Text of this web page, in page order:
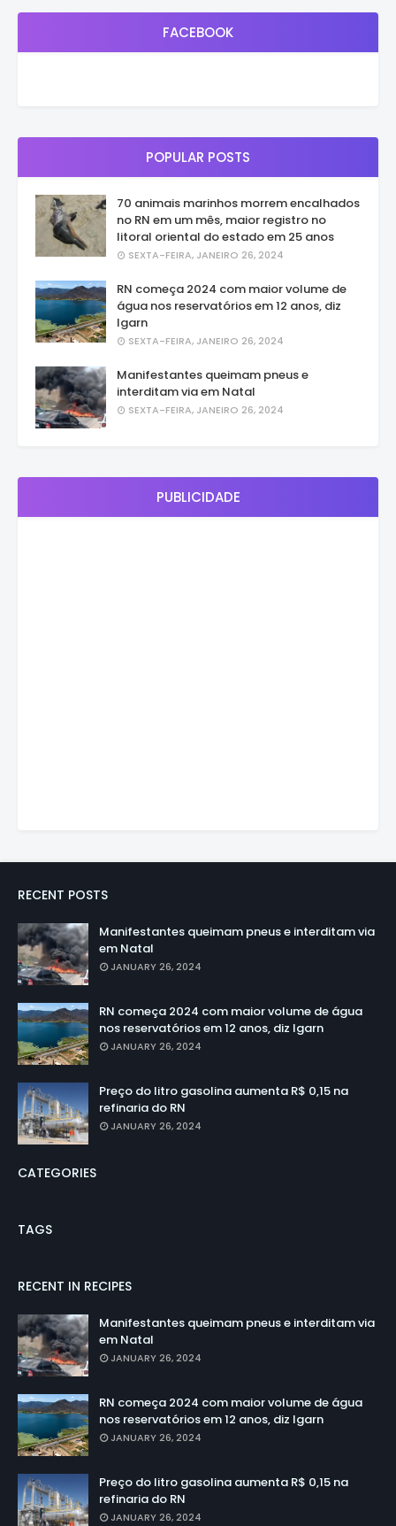
FACEBOOK
POPULAR POSTS
70 animais marinhos morrem encalhados
no RN em um mês, maior registro no
litoral oriental do estado em 25 anos
SEXTA-FEIRA, JANEIRO 26, 2024
RN começa 2024 com maior volume de
água nos reservatórios em 12 anos, diz
Igarn
SEXTA-FEIRA, JANEIRO 26, 2024
Manifestantes queimam pneus e
interditam via em Natal
SEXTA-FEIRA, JANEIRO 26, 2024
PUBLICIDADE
RECENT POSTS
Manifestantes queimam pneus e interditam via
em Natal
JANUARY 26, 2024
RN começa 2024 com maior volume de água
nos reservatórios em 12 anos, diz Igarn
JANUARY 26, 2024
Preço do litro gasolina aumenta R$ 0,15 na
refinaria do RN
JANUARY 26, 2024
CATEGORIES
TAGS
RECENT IN RECIPES
Manifestantes queimam pneus e interditam via
em Natal
JANUARY 26, 2024
RN começa 2024 com maior volume de água
nos reservatórios em 12 anos, diz Igarn
JANUARY 26, 2024
Preço do litro gasolina aumenta R$ 0,15 na
refinaria do RN
JANUARY 26, 2024